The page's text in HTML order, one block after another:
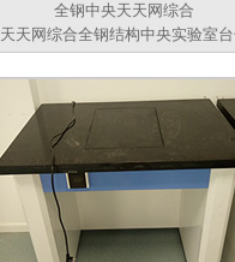
全钢中央天天网综合
天天网综合全钢结构中央实验室